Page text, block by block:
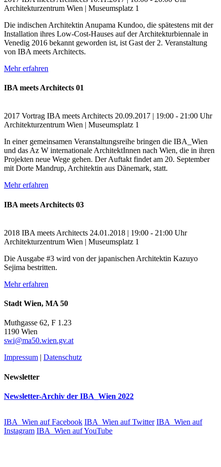
Architekturzentrum Wien | Museumsplatz 1
Die indischen Architektin Anupama Kundoo, die spätestens mit der
Installation ihres Low-Cost-Hauses auf der Architekturbiennale in
Venedig 2016 bekannt geworden ist, ist Gast der 2. Veranstaltung
von IBA meets Architects.
Mehr erfahren
IBA meets Architects 01
2017 Vortrag IBA meets Architects 20.09.2017 | 19:00 - 21:00 Uhr
Architekturzentrum Wien | Museumsplatz 1
In einer gemeinsamen Veranstaltungsreihe bringen die IBA_Wien
und das Az W internationale ArchitektInnen nach Wien, die in ihren
Projekten neue Wege gehen. Der Auftakt findet am 20. September
mit Dorte Mandrup, Architektin aus Dänemark, statt.
Mehr erfahren
IBA meets Architects 03
2018 IBA meets Architects 24.01.2018 | 19:00 - 21:00 Uhr
Architekturzentrum Wien | Museumsplatz 1
Die Ausgabe #3 wird von der japanischen Architektin Kazuyo
Sejima bestritten.
Mehr erfahren
Stadt Wien, MA 50
Muthgasse 62, F 1.23
1190 Wien
swi@ma50.wien.gv.at
Impressum | Datenschutz
Newsletter
Newsletter-Archiv der IBA_Wien 2022
IBA_Wien auf Facebook IBA_Wien auf Twitter IBA_Wien auf
Instagram IBA_Wien auf YouTube